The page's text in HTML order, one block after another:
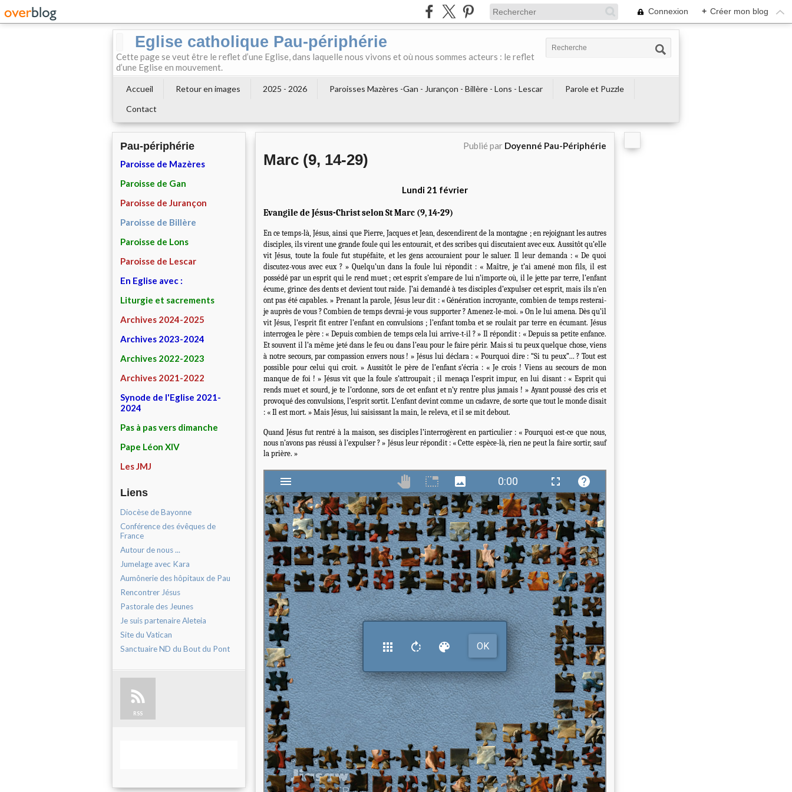
Connexion + Créer mon blog
Eglise catholique Pau-périphérie
Cette page se veut être le reflet d’une Eglise, dans laquelle nous vivons et où nous sommes acteurs : le reflet
d’une Eglise en mouvement.
Accueil Retour en images 2025 - 2026 Paroisses Mazères -Gan - Jurançon - Billère - Lons - Lescar
Parole et Puzzle
Contact
Pau-périphérie
Paroisse de Mazères
Paroisse de Gan
Paroisse de Jurançon
Paroisse de Billère
Paroisse de Lons
Paroisse de Lescar
En Eglise avec :
Liturgie et sacrements
Archives 2024-2025
Archives 2023-2024
Archives 2022-2023
Archives 2021-2022
Synode de l'Eglise 2021-
2024
Pas à pas vers dimanche
Pape Léon XIV
Les JMJ
Liens
Diocèse de Bayonne
Conférence des évêques de
France
Autour de nous ...
Jumelage avec Kara
Aumônerie des hôpitaux de Pau
Rencontrer Jésus
Pastorale des Jeunes
Je suis partenaire Aleteia
Site du Vatican
Sanctuaire ND du Bout du Pont
RSS
Publié par Doyenné Pau-Périphérie
Marc (9, 14-29)
Lundi 21 février
Evangile de Jésus-Christ selon St Marc (9, 14-29)
En ce temps-là, Jésus, ainsi que Pierre, Jacques et Jean, descendirent de la montagne ; en rejoignant les autres
disciples, ils virent une grande foule qui les entourait, et des scribes qui discutaient avec eux. Aussitôt qu’elle
vit Jésus, toute la foule fut stupéfaite, et les gens accouraient pour le saluer. Il leur demanda : « De quoi
discutez-vous avec eux ? » Quelqu’un dans la foule lui répondit : « Maître, je t’ai amené mon fils, il est
possédé par un esprit qui le rend muet ; cet esprit s’empare de lui n’importe où, il le jette par terre, l’enfant
écume, grince des dents et devient tout raide. J’ai demandé à tes disciples d’expulser cet esprit, mais ils n’en
ont pas été capables. » Prenant la parole, Jésus leur dit : « Génération incroyante, combien de temps resterai-
je auprès de vous ? Combien de temps devrai-je vous supporter ? Amenez-le-moi. » On le lui amena. Dès qu’il
vit Jésus, l’esprit fit entrer l’enfant en convulsions ; l’enfant tomba et se roulait par terre en écumant. Jésus
interrogea le père : « Depuis combien de temps cela lui arrive-t-il ? » Il répondit : « Depuis sa petite enfance.
Et souvent il l’a même jeté dans le feu ou dans l’eau pour le faire périr. Mais si tu peux quelque chose, viens
à notre secours, par compassion envers nous ! » Jésus lui déclara : « Pourquoi dire : “Si tu peux”… ? Tout est
possible pour celui qui croit. » Aussitôt le père de l’enfant s’écria : « Je crois ! Viens au secours de mon
manque de foi ! » Jésus vit que la foule s’attroupait ; il menaça l’esprit impur, en lui disant : « Esprit qui
rends muet et sourd, je te l’ordonne, sors de cet enfant et n’y rentre plus jamais ! » Ayant poussé des cris et
provoqué des convulsions, l’esprit sortit. L’enfant devint comme un cadavre, de sorte que tout le monde disait
: « Il est mort. » Mais Jésus, lui saisissant la main, le releva, et il se mit debout.
Quand Jésus fut rentré à la maison, ses disciples l’interrogèrent en particulier : « Pourquoi est-ce que nous,
nous n’avons pas réussi à l’expulser ? » Jésus leur répondit : « Cette espèce-là, rien ne peut la faire sortir, sauf
la prière. »